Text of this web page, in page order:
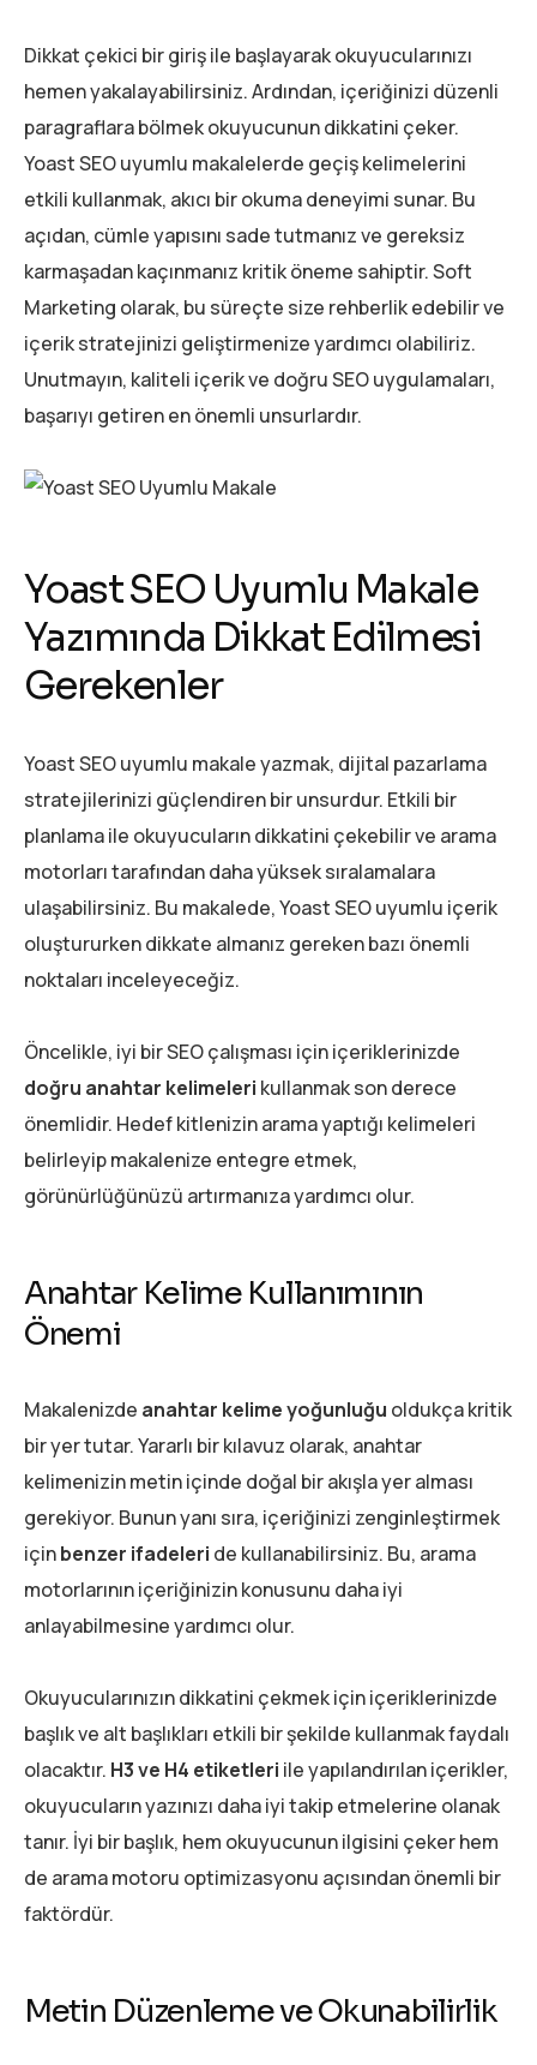
Dikkat çekici bir giriş ile başlayarak okuyucularınızı
hemen yakalayabilirsiniz. Ardından, içeriğinizi düzenli
paragraflara bölmek okuyucunun dikkatini çeker.
Yoast SEO uyumlu makalelerde geçiş kelimelerini
etkili kullanmak, akıcı bir okuma deneyimi sunar. Bu
açıdan, cümle yapısını sade tutmanız ve gereksiz
karmaşadan kaçınmanız kritik öneme sahiptir. Soft
Marketing olarak, bu süreçte size rehberlik edebilir ve
içerik stratejinizi geliştirmenize yardımcı olabiliriz.
Unutmayın, kaliteli içerik ve doğru SEO uygulamaları,
başarıyı getiren en önemli unsurlardır.
Yoast SEO Uyumlu Makale
Yazımında Dikkat Edilmesi
Gerekenler
Yoast SEO uyumlu makale yazmak, dijital pazarlama
stratejilerinizi güçlendiren bir unsurdur. Etkili bir
planlama ile okuyucuların dikkatini çekebilir ve arama
motorları tarafından daha yüksek sıralamalara
ulaşabilirsiniz. Bu makalede, Yoast SEO uyumlu içerik
oluştururken dikkate almanız gereken bazı önemli
noktaları inceleyeceğiz.
Öncelikle, iyi bir SEO çalışması için içeriklerinizde
doğru anahtar kelimeleri kullanmak son derece
önemlidir. Hedef kitlenizin arama yaptığı kelimeleri
belirleyip makalenize entegre etmek,
görünürlüğünüzü artırmanıza yardımcı olur.
Anahtar Kelime Kullanımının
Önemi
Makalenizde anahtar kelime yoğunluğu oldukça kritik
bir yer tutar. Yararlı bir kılavuz olarak, anahtar
kelimenizin metin içinde doğal bir akışla yer alması
gerekiyor. Bunun yanı sıra, içeriğinizi zenginleştirmek
içinbenzer ifadeleri de kullanabilirsiniz. Bu, arama
motorlarının içeriğinizin konusunu daha iyi
anlayabilmesine yardımcı olur.
Okuyucularınızın dikkatini çekmek için içeriklerinizde
başlık ve alt başlıkları etkili bir şekilde kullanmak faydalı
olacaktır. H3 ve H4 etiketleri ile yapılandırılan içerikler,
okuyucuların yazınızı daha iyi takip etmelerine olanak
tanır. İyi bir başlık, hem okuyucunun ilgisini çeker hem
de arama motoru optimizasyonu açısından önemli bir
faktördür.
Metin Düzenleme ve Okunabilirlik